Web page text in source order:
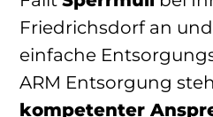
Friedrichsdorf an
einfache
ARM Entsorgung
kompetenter